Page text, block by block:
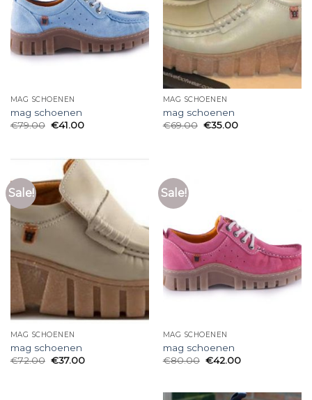
MAG SCHOENEN
mag schoenen
€79.00 €41.00
MAG SCHOENEN
mag schoenen
€69.00 €35.00
Sale!
MAG SCHOENEN
mag schoenen
€72.00 €37.00
Sale!
MAG SCHOENEN
mag schoenen
€80.00 €42.00